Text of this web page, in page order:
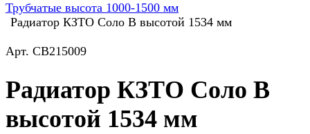
Трубчатые высота 1000-1500 мм
Радиатор КЗТО Соло В высотой 1534 мм
Арт. СВ215009
Радиатор КЗТО Соло В
высотой 1534 мм